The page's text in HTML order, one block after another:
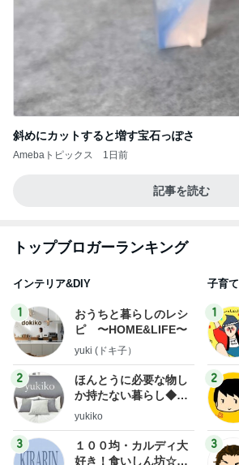
斜めにカットすると増す宝石っぽさ
Amebaトピックス 1日前
記事を読む
トップブロガーランキング
インテリア&DIY
1
おうちと暮らしのレシ
ピ 〜HOME&LIFE〜
yuki (ドキ子）
2
ほんとうに必要な物し
か持たない暮らし◆Ke
ep Life Simple◆〜イ
yukiko
3
１００均・カルディ大
好き！食いしん坊☆き
子育て
1
2
3